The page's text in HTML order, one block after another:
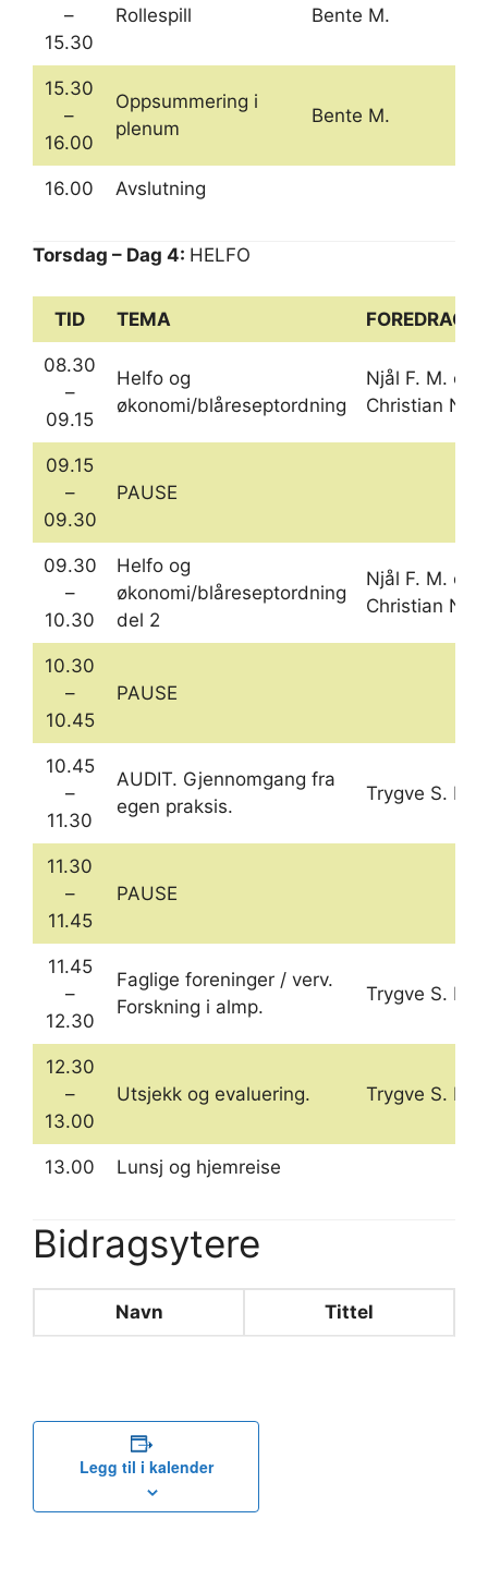
–
15.30
Rollespill Bente M.
15.30
–
16.00
Oppsummering i
plenum
Bente M.
16.00 Avslutning
Torsdag – Dag 4: HELFO
TID TEMA
08.30
–
09.15
Helfo og
økonomi/blåreseptordning
Njål F. M. og
Christian N.
09.15
–
09.30
PAUSE
09.30
–
10.30
Helfo og
økonomi/blåreseptordning
del 2
Njål F. M. og
Christian N.
10.30
–
10.45
PAUSE
10.45
–
11.30
AUDIT. Gjennomgang fra
egen praksis.
Trygve S. E.
11.30
–
11.45
PAUSE
11.45
–
12.30
Faglige foreninger / verv.
Forskning i almp.
Trygve S. E.
12.30
–
13.00
Utsjekk og evaluering. Trygve S. E.
13.00 Lunsj og hjemreise
Bidragsytere
Navn Tittel
Legg til i kalender